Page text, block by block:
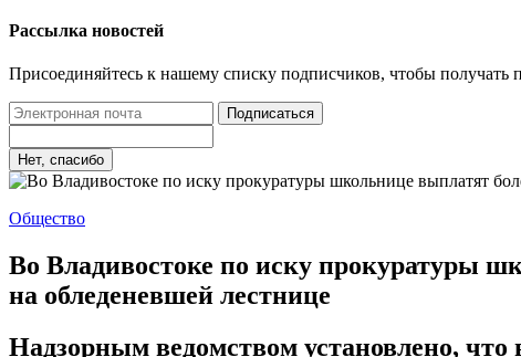
Рассылка новостей
Присоединяйтесь к нашему списку подписчиков, чтобы
Подписаться
Нет, спасибо
Общество
Во Владивостоке по иску прокуратуры
на обледеневшей лестнице
Надзорным ведомством установлено, что